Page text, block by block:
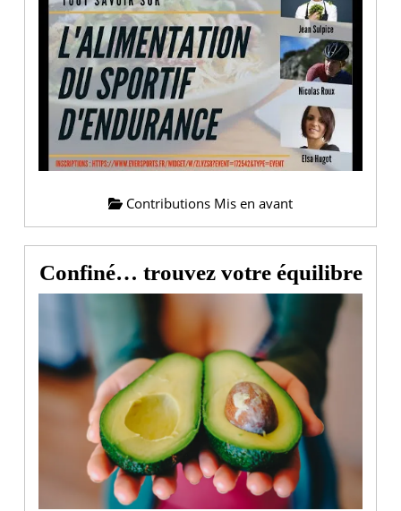
sportif
Contributions Mis en avant
Confiné… trouvez votre équilibre